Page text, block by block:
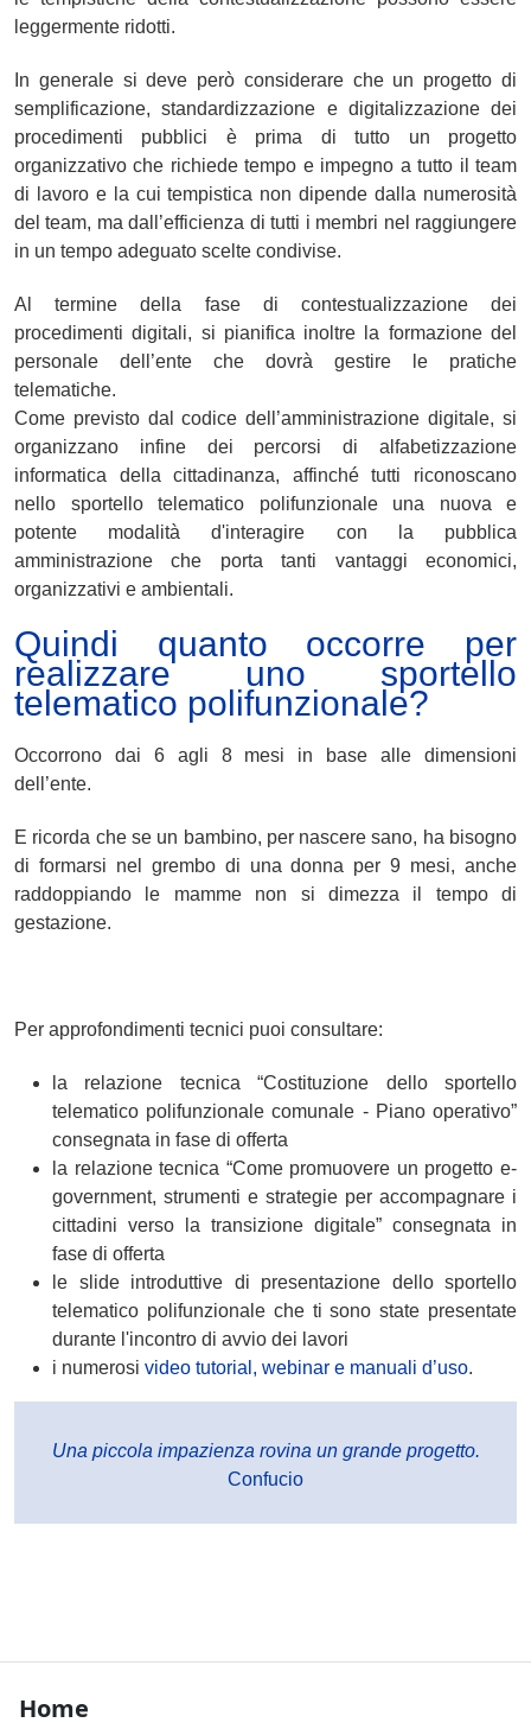
leggermente ridotti.
In generale si deve però considerare che un progetto di
semplificazione, standardizzazione e digitalizzazione dei
procedimenti pubblici è prima di tutto un progetto
organizzativo che richiede tempo e impegno a tutto il team
di lavoro e la cui tempistica non dipende dalla numerosità
del team, ma dall’efficienza di tutti i membri nel raggiungere
in un tempo adeguato scelte condivise.
Al termine della fase di contestualizzazione dei
procedimenti digitali, si pianifica inoltre la formazione del
personale dell’ente che dovrà gestire le pratiche
telematiche.
Come previsto dal codice dell’amministrazione digitale, si
organizzano infine dei percorsi di alfabetizzazione
informatica della cittadinanza, affinché tutti riconoscano
nello sportello telematico polifunzionale una nuova e
potente modalità d'interagire con la pubblica
amministrazione che porta tanti vantaggi economici,
organizzativi e ambientali.
Quindi quanto occorre per
realizzare uno sportello
telematico polifunzionale?
Occorrono dai 6 agli 8 mesi in base alle dimensioni
dell’ente.
E ricorda che se un bambino, per nascere sano, ha bisogno
di formarsi nel grembo di una donna per 9 mesi, anche
raddoppiando le mamme non si dimezza il tempo di
gestazione.
Per approfondimenti tecnici puoi consultare:
la relazione tecnica “Costituzione dello sportello
telematico polifunzionale comunale - Piano operativo”
consegnata in fase di offerta
la relazione tecnica “Come promuovere un progetto e-
government, strumenti e strategie per accompagnare i
cittadini verso la transizione digitale” consegnata in
fase di offerta
le slide introduttive di presentazione dello sportello
telematico polifunzionale che ti sono state presentate
durante l'incontro di avvio dei lavori
i numerosi video tutorial, webinar e manuali d’uso.
Una piccola impazienza rovina un grande progetto.
Confucio
Footer Home
Home